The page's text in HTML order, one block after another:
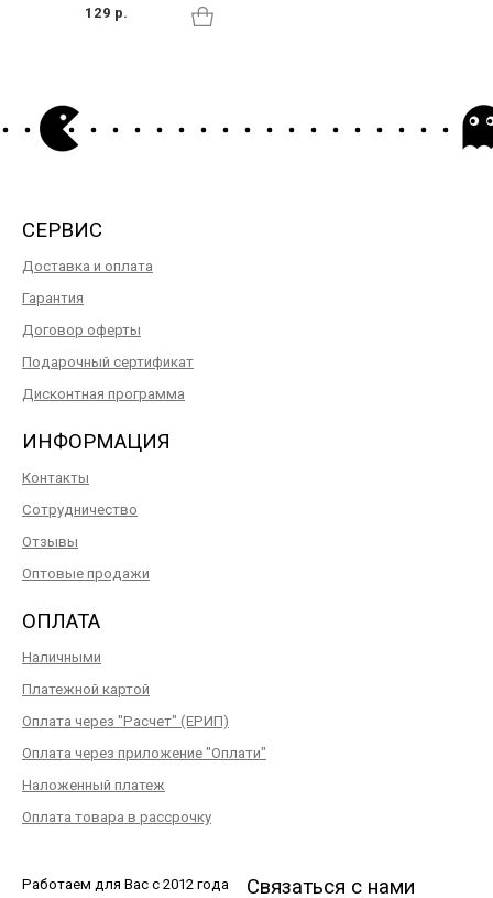
129 р.
СЕРВИС
Доставка и оплата
Гарантия
Договор оферты
Подарочный сертификат
Дисконтная программа
ИНФОРМАЦИЯ
Контакты
Сотрудничество
Отзывы
Оптовые продажи
ОПЛАТА
Наличными
Платежной картой
Оплата через "Расчет" (ЕРИП)
Оплата через приложение "Оплати"
Наложенный платеж
Оплата товара в рассрочку
Работаем для Вас с 2012 года Связаться с нами